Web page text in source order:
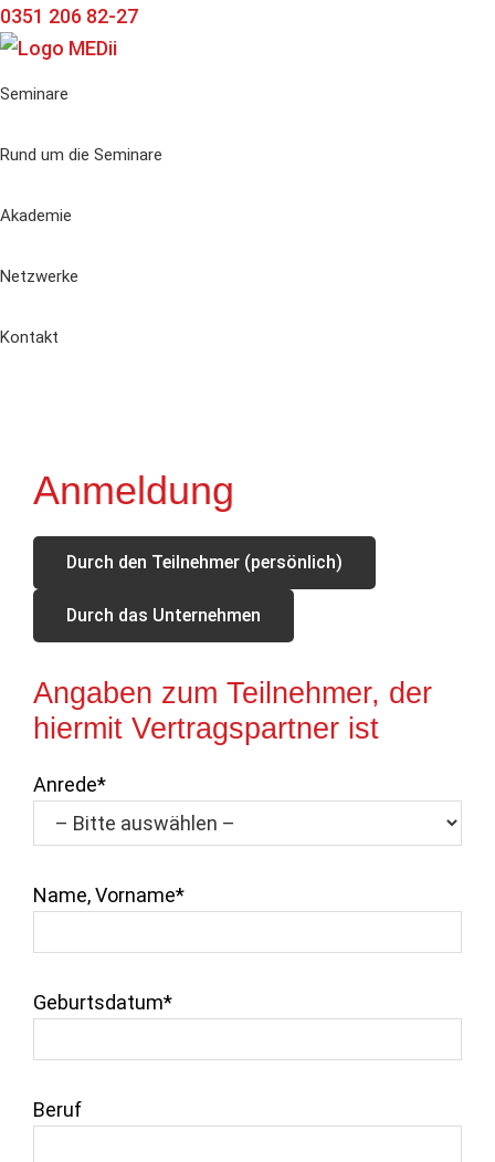
Zur
Hauptnavigation
Zum
Inhalt
Zur
Seitenspalte
0351 206 82-27
Seminare
Rund um die Seminare
Akademie
Netzwerke
Kontakt
Anmeldung
Durch den Teilnehmer (persönlich)
Durch das Unternehmen
Angaben zum Teilnehmer, der
hiermit Vertragspartner ist
Anrede*
Name, Vorname*
Geburtsdatum*
Beruf